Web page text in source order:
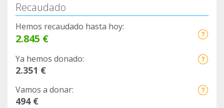
Recaudado
Hemos recaudado hasta hoy:
2.845 €
Ya hemos donado:
2.351 €
Vamos a donar:
494 €